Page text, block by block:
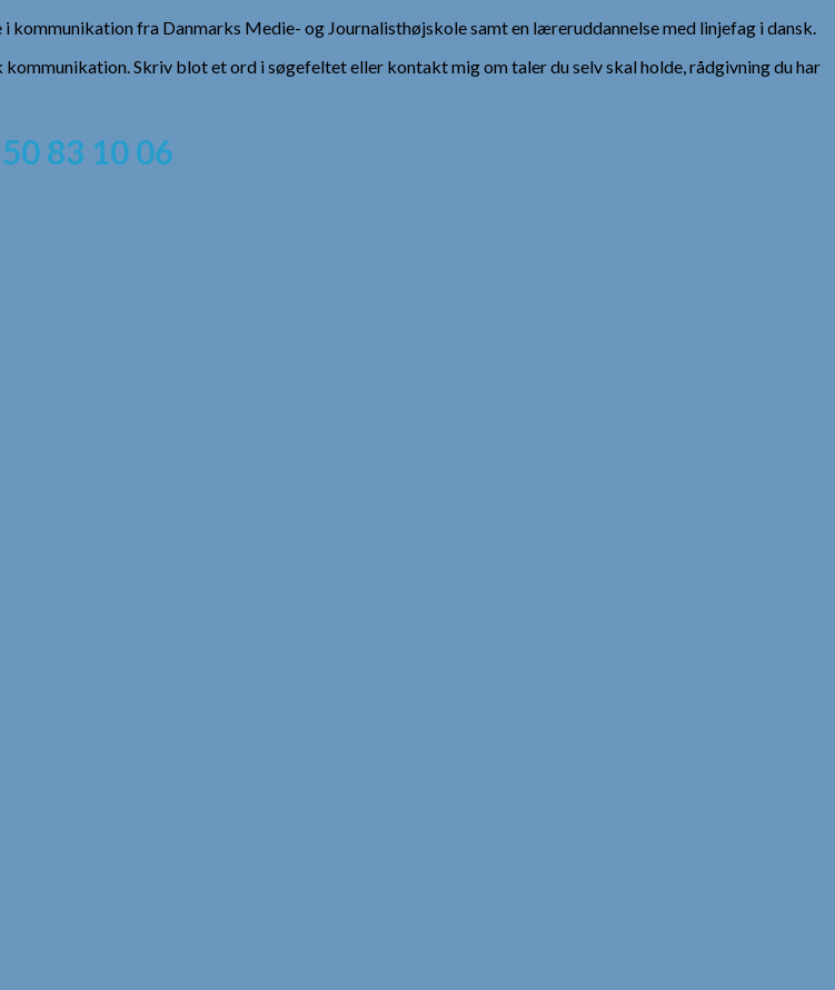
fra Danmarks Medie- og Journalisthøjskole samt en læreruddannelse med linjefag i dansk.
Skriv blot et ord i søgefeltet eller kontakt mig om taler du selv skal holde, rådgivning du har
50 83 10 06